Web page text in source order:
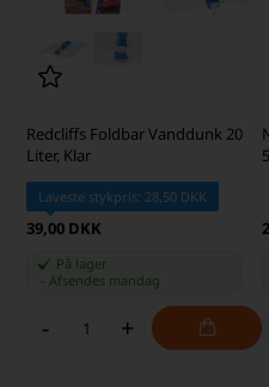
Redcliffs Foldbar Vanddunk 20
Liter, Klar
Laveste stykpris: 28,50 DKK
39,00 DKK
På lager
-Afsendes mandag
- +